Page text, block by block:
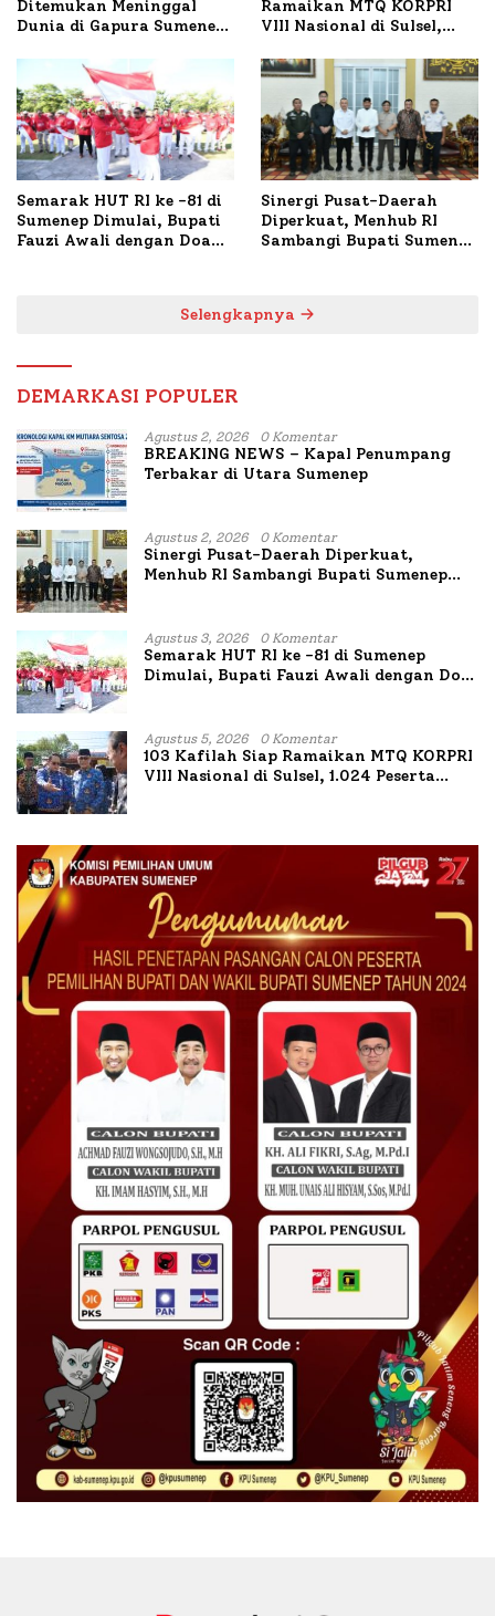
Ditemukan Meninggal
Dunia di Gapura Sumenep,
Ramaikan MTQ KORPRI
VIII Nasional di Sulsel,
Semarak HUT RI ke -81 di
Sumenep Dimulai, Bupati
Fauzi Awali dengan Doa
Sinergi Pusat-Daerah
Diperkuat, Menhub RI
Sambangi Bupati Sumenep
Selengkapnya
DEMARKASI POPULER
Agustus 2, 2026 0 Komentar
BREAKING NEWS – Kapal Penumpang
Terbakar di Utara Sumenep
Agustus 2, 2026 0 Komentar
Sinergi Pusat-Daerah Diperkuat,
Menhub RI Sambangi Bupati Sumenep
Agustus 3, 2026 0 Komentar
Semarak HUT RI ke -81 di Sumenep
Dimulai, Bupati Fauzi Awali dengan Doa
Agustus 5, 2026 0 Komentar
103 Kafilah Siap Ramaikan MTQ KORPRI
VIII Nasional di Sulsel, 1.024 Peserta